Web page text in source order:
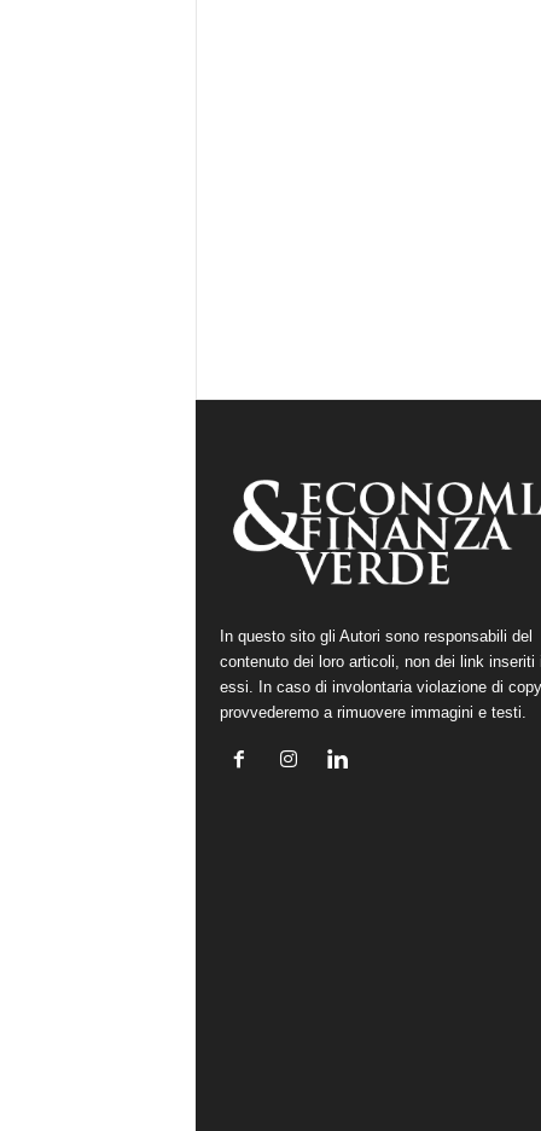
In questo sito gli Autori sono responsabili del
contenuto dei loro articoli, non dei link inseriti
essi. In caso di involontaria violazione di
provvederemo a rimuovere immagini e testi.